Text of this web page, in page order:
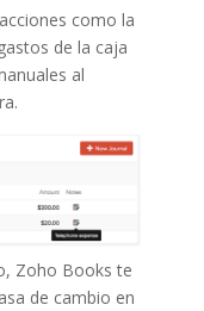
como la
de la caja
al
Zoho Books te
de cambio en